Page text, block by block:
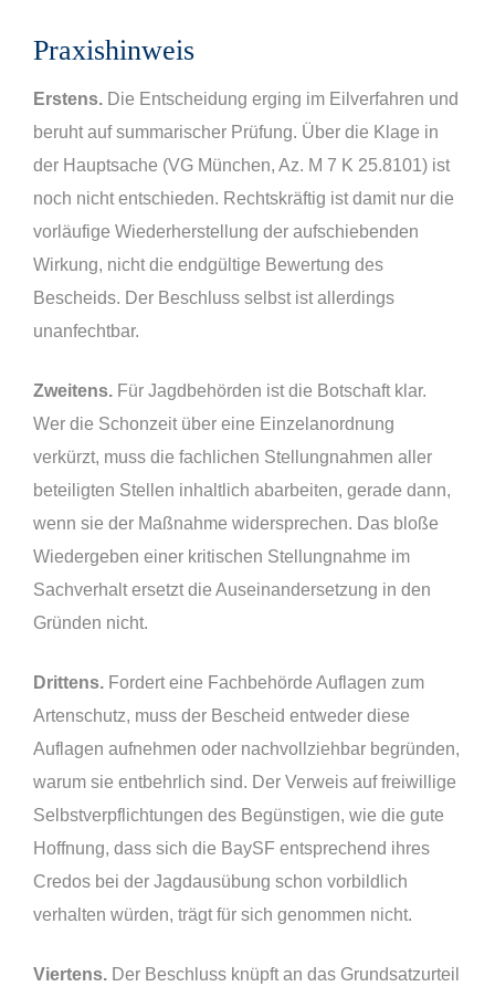
Praxishinweis
Erstens. Die Entscheidung erging im Eilverfahren und
beruht auf summarischer Prüfung. Über die Klage in
der Hauptsache (VG München, Az. M 7 K 25.8101) ist
noch nicht entschieden. Rechtskräftig ist damit nur die
vorläufige Wiederherstellung der aufschiebenden
Wirkung, nicht die endgültige Bewertung des
Bescheids. Der Beschluss selbst ist allerdings
unanfechtbar.
Zweitens. Für Jagdbehörden ist die Botschaft klar.
Wer die Schonzeit über eine Einzelanordnung
verkürzt, muss die fachlichen Stellungnahmen aller
beteiligten Stellen inhaltlich abarbeiten, gerade dann,
wenn sie der Maßnahme widersprechen. Das bloße
Wiedergeben einer kritischen Stellungnahme im
Sachverhalt ersetzt die Auseinandersetzung in den
Gründen nicht.
Drittens. Fordert eine Fachbehörde Auflagen zum
Artenschutz, muss der Bescheid entweder diese
Auflagen aufnehmen oder nachvollziehbar begründen,
warum sie entbehrlich sind. Der Verweis auf freiwillige
Selbstverpflichtungen des Begünstigen, wie die gute
Hoffnung, dass sich die BaySF entsprechend ihres
Credos bei der Jagdausübung schon vorbildlich
verhalten würden, trägt für sich genommen nicht.
Viertens. Der Beschluss knüpft an das Grundsatzurteil